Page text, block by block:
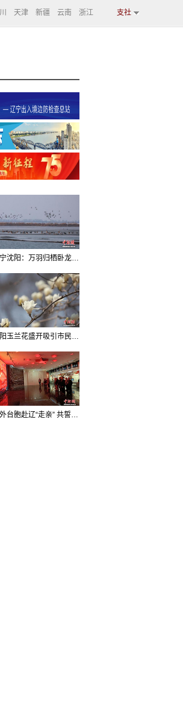
天津 新疆 云南 浙江 支社
辽宁沈阳：万羽归栖卧龙湖看群鸟齐飞
沈阳玉兰花盛开吸引市民打卡
海外台胞赴辽“走亲” 共誓“和平初心”